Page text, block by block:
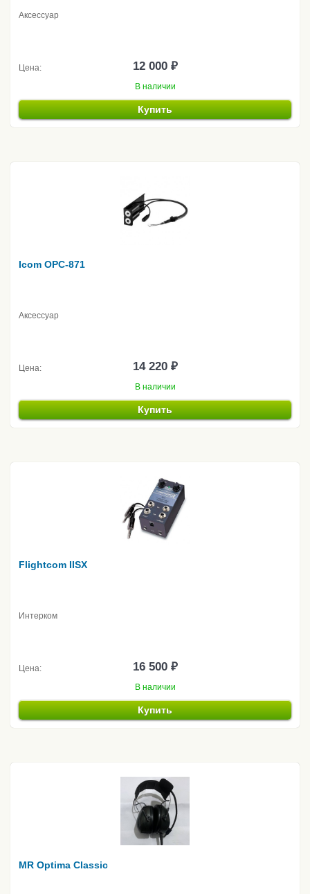
Аксессуар
Цена: 12 000 ₽
В наличии
Купить
Icom OPC-871
Аксессуар
Цена: 14 220 ₽
В наличии
Купить
Flightcom IISX
Интерком
Цена: 16 500 ₽
В наличии
Купить
MR Optima Classic